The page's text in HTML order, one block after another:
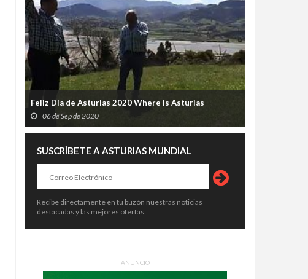
Feliz Día de Asturias 2020 Where is Asturias
06 de Sep de 2020
SUSCRÍBETE A ASTURIAS MUNDIAL
Recibe directamente en tu buzón nuestras noticias
destacadas y las mejores ofertas.
ANUNCIO